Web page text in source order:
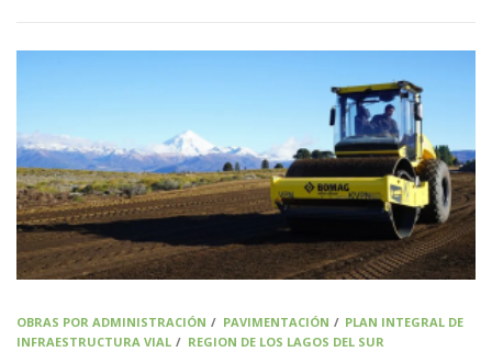
OBRAS POR ADMINISTRACIÓN / PAVIMENTACIÓN / PLAN INTEGRAL DE
INFRAESTRUCTURA VIAL / REGION DE LOS LAGOS DEL SUR